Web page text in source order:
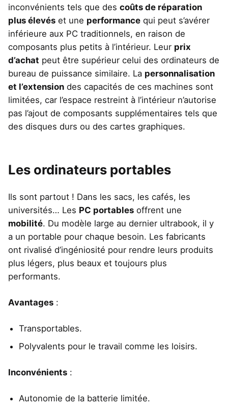
inconvénients tels que des coûts de réparation
plus élevés et une performance qui peut s’avérer
inférieure aux PC traditionnels, en raison de
composants plus petits à l’intérieur. Leur prix
d’achat peut être supérieur celui des ordinateurs de
bureau de puissance similaire. La personnalisation
et l’extension des capacités de ces machines sont
limitées, car l’espace restreint à l’intérieur n’autorise
pas l’ajout de composants supplémentaires tels que
des disques durs ou des cartes graphiques.
Les ordinateurs portables
Ils sont partout ! Dans les sacs, les cafés, les
universités… Les PC portables offrent une
mobilité. Du modèle large au dernier ultrabook, il y
a un portable pour chaque besoin. Les fabricants
ont rivalisé d’ingéniosité pour rendre leurs produits
plus légers, plus beaux et toujours plus
performants.
Avantages :
Transportables.
Polyvalents pour le travail comme les loisirs.
Inconvénients :
Autonomie de la batterie limitée.